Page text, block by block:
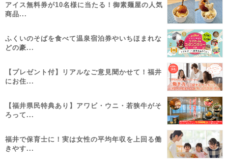
アイス無料券が10名様に当たる！御素麺屋の人気
商品...
ふくいのそばを食べて温泉宿泊券やいちほまれな
どの豪...
【プレゼント付】リアルなご意見聞かせて！福井
にお住...
【福井県民特典あり】アワビ・ウニ・若狭牛がそ
ろって...
福井で保育士に！実は女性の平均年収を上回る働
きやす...